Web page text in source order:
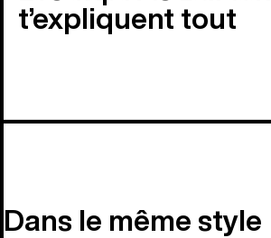
t’expliquent tout
Dans le même style